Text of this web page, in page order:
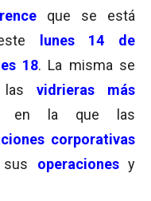
que se está
lunes 14 de
18. La misma se
las vidrieras más
en la que las
corporativas
operacionesy